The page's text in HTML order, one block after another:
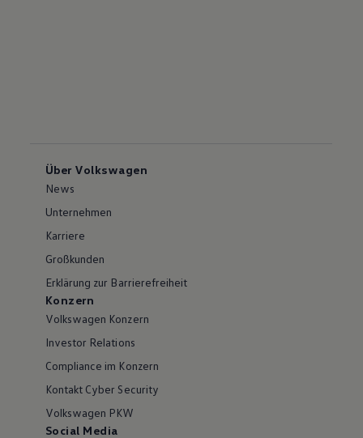
Über Volkswagen
News
Unternehmen
Karriere
Großkunden
Erklärung zur Barrierefreiheit
Konzern
Volkswagen Konzern
Investor Relations
Compliance im Konzern
Kontakt Cyber Security
Volkswagen PKW
Social Media